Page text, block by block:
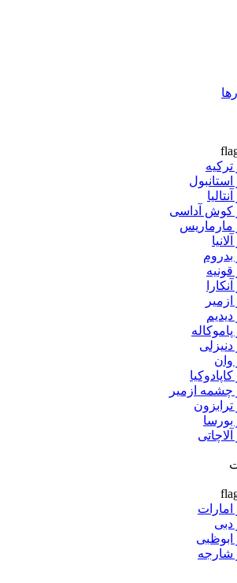
ترکیه
استانبول
کوش آداسی
مارماریس
بدروم
قونیه
ازمیر
دیدیم
پاموکاله
دنیزلی
وان
چشمه ازمیر
ترابزون
بورسا
آلاچاتی
امارات
دبی
ابوظبی
شارجه